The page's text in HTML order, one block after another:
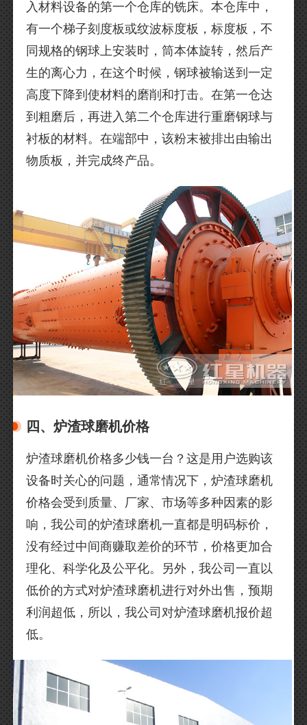
入材料设备的第一个仓库的铣床。本仓库中，
有一个梯子刻度板或纹波标度板，标度板，不
同规格的钢球上安装时，筒本体旋转，然后产
生的离心力，在这个时候，钢球被输送到一定
高度下降到使材料的磨削和打击。在第一仓达
到粗磨后，再进入第二个仓库进行重磨钢球与
衬板的材料。在端部中，该粉末被排出由输出
物质板，并完成终产品。
四、炉渣球磨机价格
炉渣球磨机价格多少钱一台？这是用户选购该
设备时关心的问题，通常情况下，炉渣球磨机
价格会受到质量、厂家、市场等多种因素的影
响，我公司的炉渣球磨机一直都是明码标价，
没有经过中间商赚取差价的环节，价格更加合
理化、科学化及公平化。另外，我公司一直以
低价的方式对炉渣球磨机进行对外出售，预期
利润超低，所以，我公司对炉渣球磨机报价超
低。